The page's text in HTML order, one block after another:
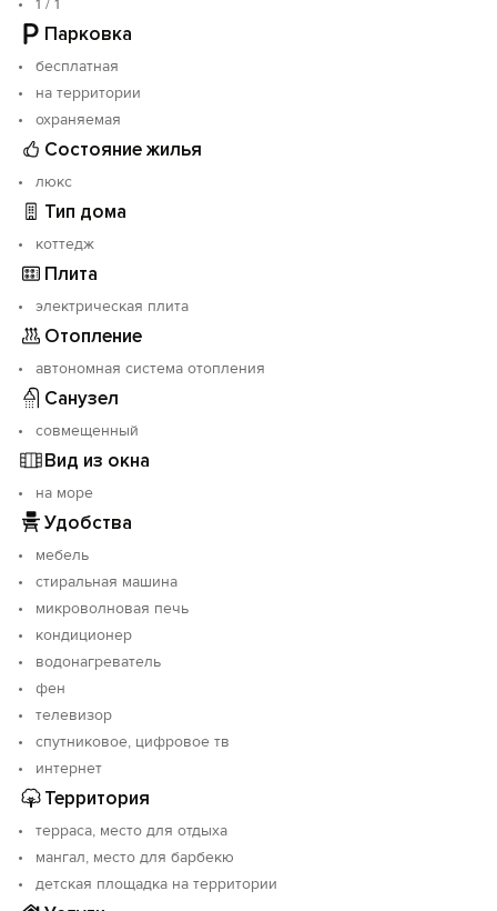
1 / 1
Парковка
бесплатная
на территории
охраняемая
Состояние жилья
люкс
Тип дома
коттедж
Плита
электрическая плита
Отопление
автономная система отопления
Санузел
совмещенный
Вид из окна
на море
Удобства
мебель
стиральная машина
микроволновая печь
кондиционер
водонагреватель
фен
телевизор
спутниковое, цифровое тв
интернет
Территория
терраса, место для отдыха
мангал, место для барбекю
детская площадка на территории